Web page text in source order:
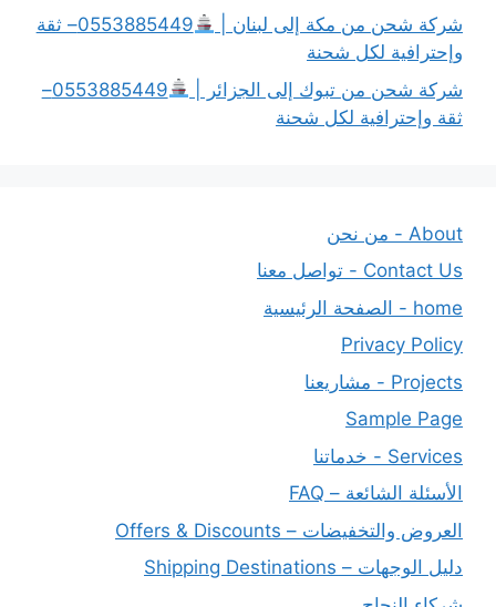
شركة شحن من مكة إلى لبنان |
0553885449– ثقة
وإحترافية لكل شحنة
شركة شحن من تبوك إلى الجزائر |
0553885449–
ثقة وإحترافية لكل شحنة
About - من نحن
Contact Us - تواصل معنا
home - الصفحة الرئيسية
Privacy Policy
Projects - مشاريعنا
Sample Page
Services - خدماتنا
الأسئلة الشائعة – FAQ
العروض والتخفيضات – Offers & Discounts
دليل الوجهات – Shipping Destinations